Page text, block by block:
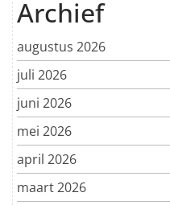
Archief
augustus 2026
juli 2026
juni 2026
mei 2026
april 2026
maart 2026